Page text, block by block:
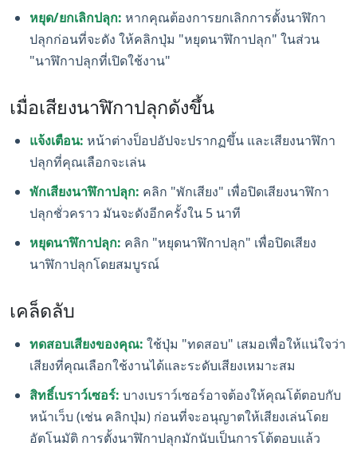
หยุด/ยกเลิกปลุก: หากคุณต้องการยกเลิกการตั้งนาฬิกา
ปลุกก่อนที่จะดัง ให้คลิกปุ่ม "หยุดนาฬิกาปลุก" ในส่วน
"นาฬิกาปลุกที่เปิดใช้งาน"
เมื่อเสียงนาฬิกาปลุกดังขึ้น
แจ้งเตือน: หน้าต่างป็อปอัปจะปรากฏขึ้น และเสียงนาฬิกา
ปลุกที่คุณเลือกจะเล่น
พักเสียงนาฬิกาปลุก: คลิก "พักเสียง" เพื่อปิดเสียงนาฬิกา
ปลุกชั่วคราว มันจะดังอีกครั้งใน 5 นาที
หยุดนาฬิกาปลุก: คลิก "หยุดนาฬิกาปลุก" เพื่อปิดเสียง
นาฬิกาปลุกโดยสมบูรณ์
เคล็ดลับ
ทดสอบเสียงของคุณ: ใช้ปุ่ม "ทดสอบ" เสมอเพื่อให้แน่ใจว่า
เสียงที่คุณเลือกใช้งานได้และระดับเสียงเหมาะสม
สิทธิ์เบราว์เซอร์: บางเบราว์เซอร์อาจต้องให้คุณโต้ตอบกับ
หน้าเว็บ (เช่น คลิกปุ่ม) ก่อนที่จะอนุญาตให้เสียงเล่นโดย
อัตโนมัติ การตั้งนาฬิกาปลุกมักนับเป็นการโต้ตอบแล้ว